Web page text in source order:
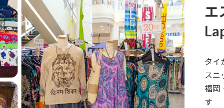
エ
タイ
スニ
福岡
す